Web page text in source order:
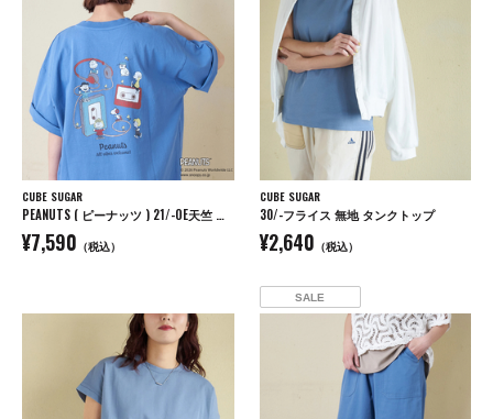
CUBE SUGAR
PEANUTS ( ピーナッツ ) 21/-OE天竺 ミュージック Tシャツ
¥7,590 （税込）
CUBE SUGAR
30/-フライス 無地 タンクトップ
¥2,640 （税込）
SALE